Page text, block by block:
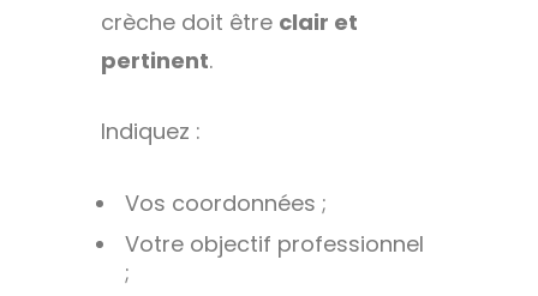
crèche doit être clair et
pertinent.
Indiquez :
Vos coordonnées ;
Votre objectif professionnel
;